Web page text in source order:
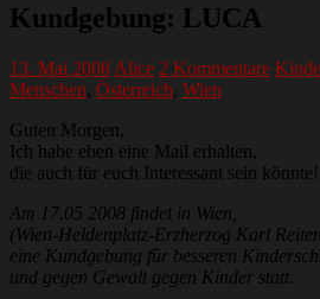
Kundgebung: LUCA
13. Mai 2008 Alice 2 Kommentare
Menschen, Österreich, Wien
Guten Morgen,
Ich habe eben eine Mail erhalten,
die auch für euch Interessant sein könnte!
Am 17.05 2008 findet in Wien,
(Wien-Heldenplatz-Erzherzog Karl
eine Kundgebung für besseren
und gegen Gewalt gegen Kinder statt.